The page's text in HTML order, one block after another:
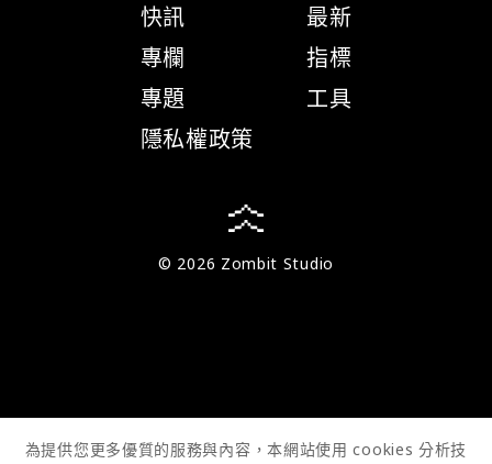
快訊
專欄
專題
隱私權政策
最新
指標
工具
© 2026 Zombit Studio
為提供您更多優質的服務與內容，本網站使用 cookies 分析技